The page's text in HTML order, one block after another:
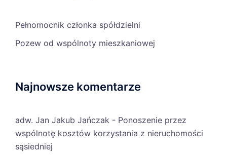
Pełnomocnik członka spółdzielni
Pozew od wspólnoty mieszkaniowej
Najnowsze komentarze
adw. Jan Jakub Jańczak - Ponoszenie przez
wspólnotę kosztów korzystania z nieruchomości
sąsiedniej